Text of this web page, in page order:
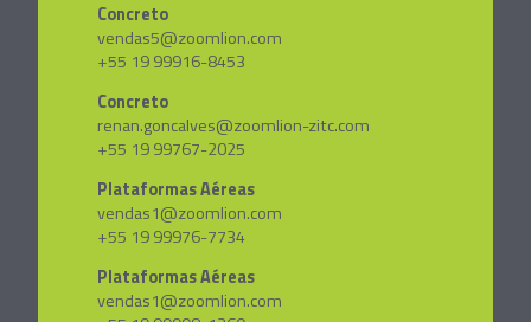
Concreto
vendas5@zoomlion.com
+55 19 99916-8453
Concreto
renan.goncalves@zoomlion-zitc.com
+55 19 99767-2025
Plataformas Aéreas
vendas1@zoomlion.com
+55 19 99976-7734
Plataformas Aéreas
vendas1@zoomlion.com